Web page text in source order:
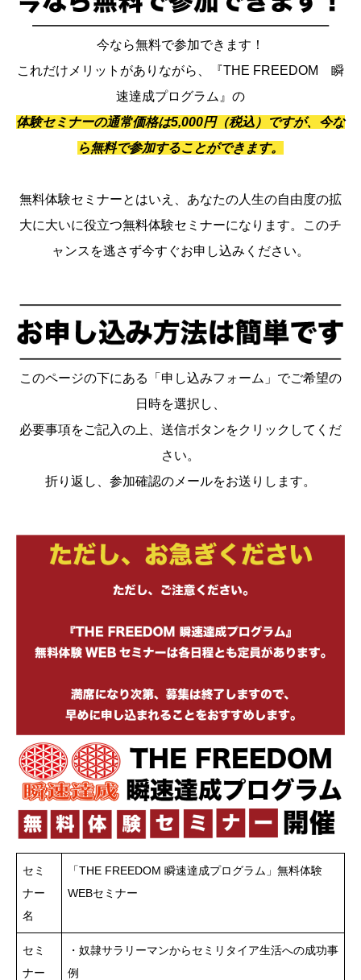
今なら無料で参加できます！
これだけメリットがありながら、『THE FREEDOM 瞬
速達成プログラム』の
体験セミナーの通常価格は5,000円（税込）ですが、今な
ら無料で参加することができます。
無料体験セミナーとはいえ、あなたの人生の自由度の拡
大に大いに役立つ無料体験セミナーになります。このチ
ャンスを逃さず今すぐお申し込みください。
このページの下にある「申し込みフォーム」でご希望の
日時を選択し、
必要事項をご記入の上、送信ボタンをクリックしてくだ
さい。
折り返し、参加確認のメールをお送りします。
セミ
ナー
名
「THE FREEDOM 瞬速達成プログラム」無料体験
WEBセミナー
セミ
ナー
・奴隷サラリーマンからセミリタイア生活への成功事
例